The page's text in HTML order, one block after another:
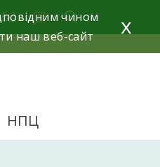
НПЦ
чином
наш веб-сайт
x